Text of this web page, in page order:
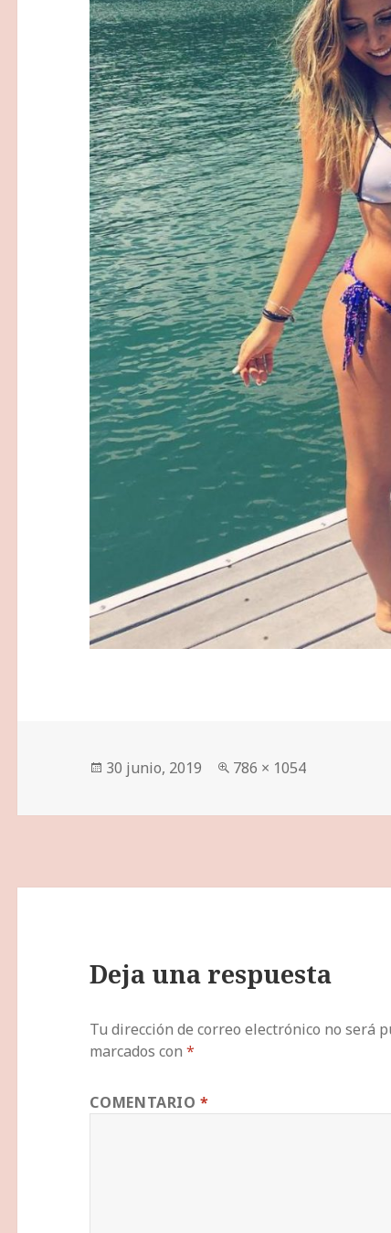
Publicado
30 junio, 2019
Tamaño
786 × 1054
Deja una respuesta
Tu dirección de correo electrónico no será
marcados con*
COMENTARIO*